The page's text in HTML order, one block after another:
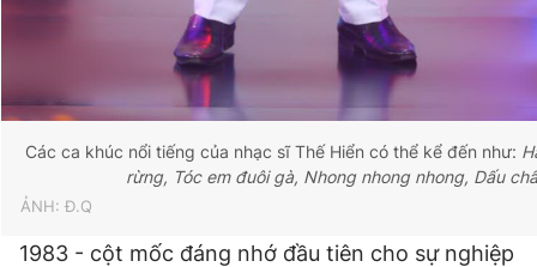
Các ca khúc nổi tiếng của nhạc sĩ Thế Hiển có thể kể đến như:
rừng, Tóc em đuôi gà, Nhong nhong nhong, Dấu
ẢNH: Đ.Q
1983 - cột mốc đáng nhớ đầu tiên cho sự nghiệp